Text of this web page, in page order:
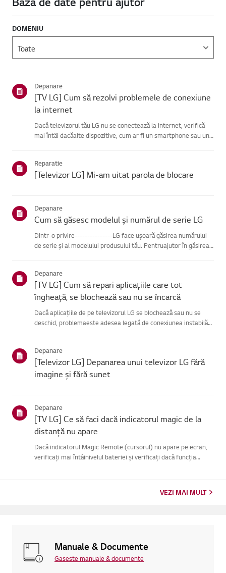
DOMENIU
Depanare
[TV LG] Cum să rezolvi problemele de conexiune
la internet
Dacă televizorul tău LG nu se conectează la internet, verifică
mai întâi dacăalte dispozitive, cum ar fi un smartphone sau un
Reparatie
[Televizor LG] Mi-am uitat parola de blocare
Depanare
Cum să găsesc modelul și numărul de serie LG
Dintr-o privire---------------LG face ușoară găsirea numărului
de serie și al modelului produsului tău. Pentruajutor în găsirea
Depanare
[TV LG] Cum să repari aplicațiile care tot
îngheață, se blochează sau nu se încarcă
Dacă aplicațiile de pe televizorul LG se blochează sau nu se
deschid, problemaeste adesea legată de conexiunea instabilă
Depanare
[Televizor LG] Depanarea unui televizor LG fără
imagine și fără sunet
Depanare
[TV LG] Ce să faci dacă indicatorul magic de la
distanță nu apare
Dacă indicatorul Magic Remote (cursorul) nu apare pe ecran,
verificați mai întâinivelul bateriei și verificați dacă funcția
VEZI MAI MULT
Manuale & Documente
Gaseste manuale & documente